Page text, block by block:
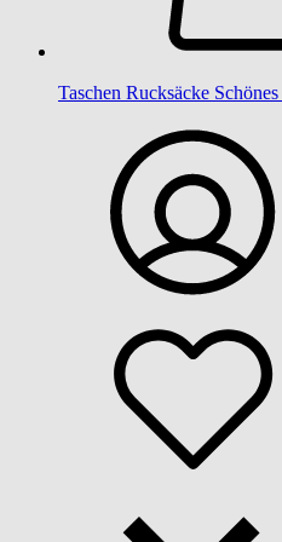
Taschen Rucksäcke Schönes